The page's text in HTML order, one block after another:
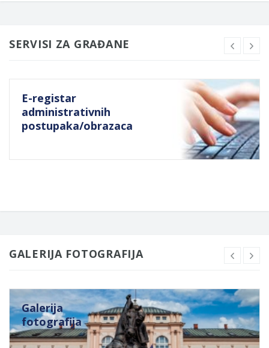
SERVISI ZA GRAĐANE
E-registar
administrativnih
postupaka/obrazaca
GALERIJA FOTOGRAFIJA
Galerija
fotografija